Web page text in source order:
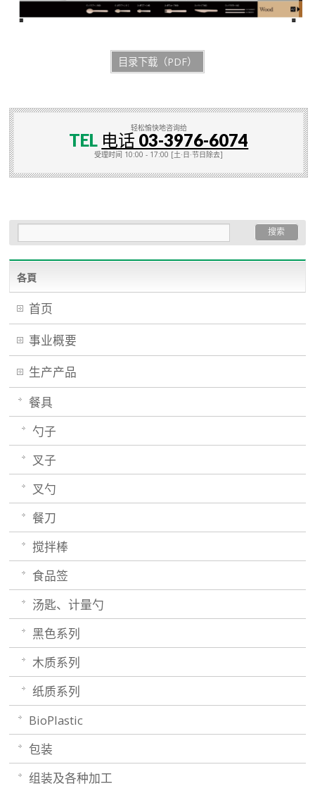
目录下载（PDF）
轻松愉快地咨询给
TEL 电话 03-3976-6074
受理时间 10:00 - 17:00 [土·日·节日除去]
各頁
首页
事业概要
生产产品
餐具
勺子
叉子
叉勺
餐刀
搅拌棒
食品签
汤匙、计量勺
黑色系列
木质系列
纸质系列
BioPlastic
包装
组装及各种加工